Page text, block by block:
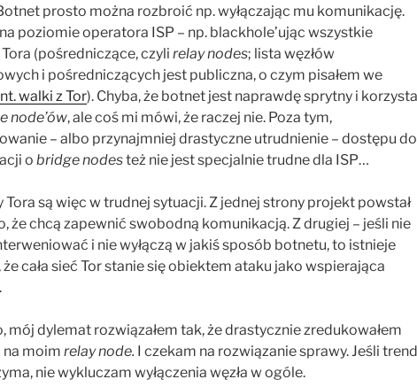
prosto można rozbroić np. wyłączając mu komunikację.
poziomie operatora ISP – np. blackhole’ując wszystkie
Tora (pośredniczące, czyli relay nodes; lista węzłów
i pośredniczących jest publiczna, o czym pisałem we
walki z Tor). Chyba, że botnet jest naprawdę sprytny i korzysta
node’ów, ale coś mi mówi, że raczej nie. Poza tym,
– albo przynajmniej drastyczne utrudnienie – dostępu do
o bridge nodesteż nie jest specjalnie trudne dla ISP…
Tora są więc w trudnej sytuacji. Z jednej strony projekt powstał
że chcą zapewnić swobodną komunikacją. Z drugiej – jeśli nie
i nie wyłączą w jakiś sposób botnetu, to istnieje
że cała sieć Tor stanie się obiektem ataku jako wspierająca
mój dylemat rozwiązałem tak, że drastycznie zredukowałem
na moim relay node. I czekam na rozwiązanie sprawy. Jeśli trend
nie wykluczam wyłączenia węzła w ogóle.